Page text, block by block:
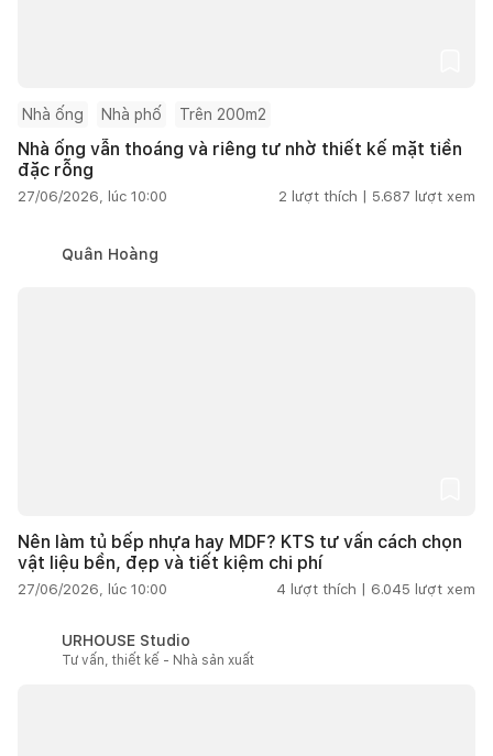
Nhà ống Nhà phố Trên 200m2
Nhà ống vẫn thoáng và riêng tư nhờ thiết kế mặt tiền
đặc rỗng
27/06/2026, lúc 10:00 2 lượt thích | 5.687 lượt xem
Quân Hoàng
Nên làm tủ bếp nhựa hay MDF? KTS tư vấn cách chọn
vật liệu bền, đẹp và tiết kiệm chi phí
27/06/2026, lúc 10:00 4 lượt thích | 6.045 lượt xem
URHOUSE Studio
Tư vấn, thiết kế - Nhà sản xuất